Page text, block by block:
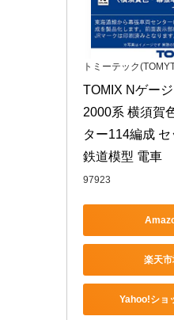
トミーテック
TOMIX Nゲー
2000系 横須賀
ター114編成
鉄道模型 電車
97923
楽天
Yahoo!ショ